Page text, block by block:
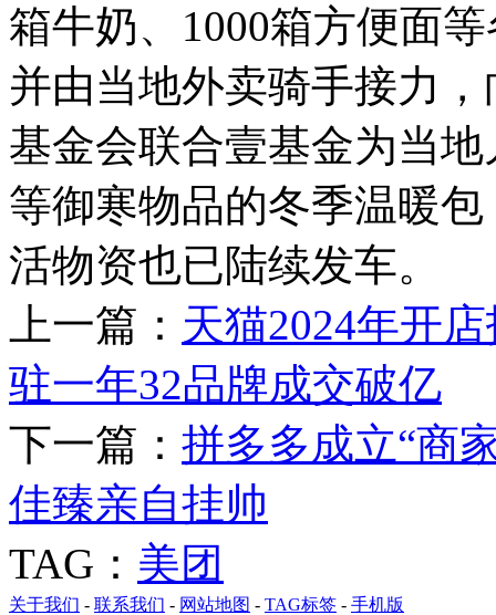
箱牛奶、1000箱方便面
并由当地外卖骑手接力
基金会联合壹基金为当
等御寒物品的冬季温暖
活物资也已陆续发车。
上一篇： 天猫2024年开
驻一年32品牌成交破亿
下一篇： 拼多多成立“商
佳臻亲自挂帅
TAG： 美团
关于我们 - 联系我们 - 网站地图 - TAG标签 - 手机版